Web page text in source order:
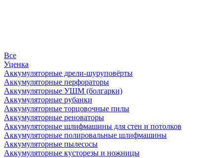
Все
Уценка
Аккумуляторные дрели-шуруповёрты
Аккумуляторные перфораторы
Аккумуляторные УШМ (болгарки)
Аккумуляторные рубанки
Аккумуляторные торцовочные пилы
Аккумуляторные реноваторы
Аккумуляторные шлифмашины для стен и потолков
Аккумуляторные полировальные шлифмашины
Аккумуляторные пылесосы
Аккумуляторные кусторезы и ножницы